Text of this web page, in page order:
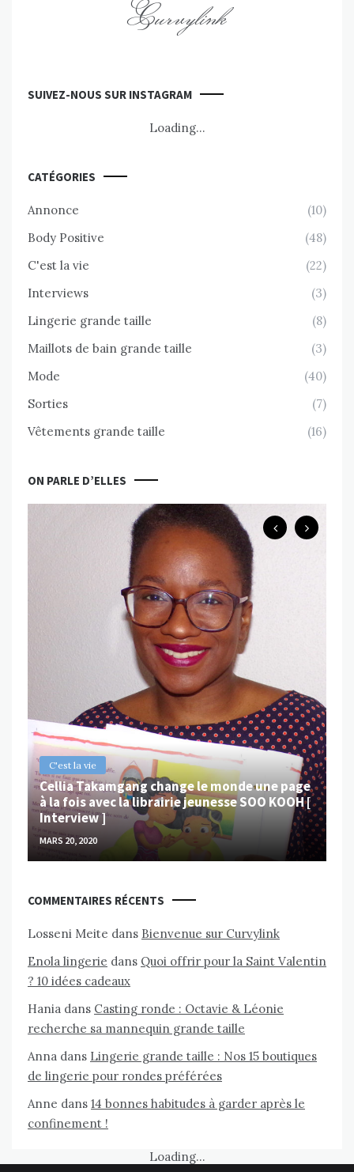
Curvylink
SUIVEZ-NOUS SUR INSTAGRAM
Loading...
CATÉGORIES
Annonce
(10)
Body Positive
(48)
C'est la vie
(22)
Interviews
(3)
Lingerie grande taille
(8)
Maillots de bain grande taille
(3)
Mode
(40)
Sorties
(7)
Vêtements grande taille
(16)
ON PARLE D’ELLES
C'est la vie
Cellia Takamgang change le monde une page
à la fois avec la librairie jeunesse SOO KOOH [
Interview ]
MARS 20, 2020
COMMENTAIRES RÉCENTS
Losseni Meite dans Bienvenue sur Curvylink
Enola lingerie dans Quoi offrir pour la Saint Valentin
? 10 idées cadeaux
Hania dans Casting ronde : Octavie & Léonie
recherche sa mannequin grande taille
Anna dans Lingerie grande taille : Nos 15 boutiques
de lingerie pour rondes préférées
Anne dans 14 bonnes habitudes à garder après le
confinement !
Loading...